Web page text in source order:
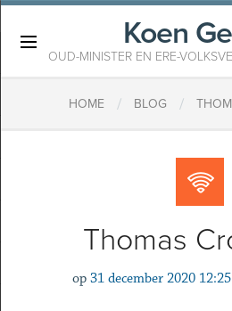
Koen
OUD-MINISTER EN ERE-
HOME / BLOG /
Thomas
op 31 december 2020 12:25